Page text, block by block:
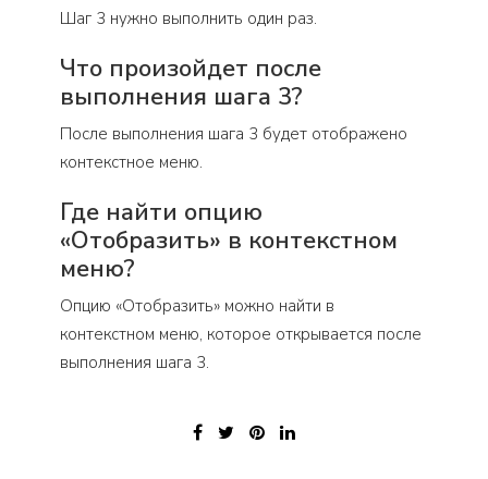
Шаг 3 нужно выполнить один раз.
Что произойдет после
выполнения шага 3?
После выполнения шага 3 будет отображено
контекстное меню.
Где найти опцию
«Отобразить» в контекстном
меню?
Опцию «Отобразить» можно найти в
контекстном меню, которое открывается после
выполнения шага 3.